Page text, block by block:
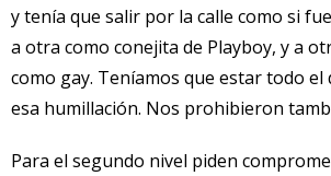
y tenía que salir por la calle como si
a otra como conejita de Playboy, y a
como gay. Teníamos que estar todo
esa humillación. Nos prohibieron
Para el segundo nivel piden